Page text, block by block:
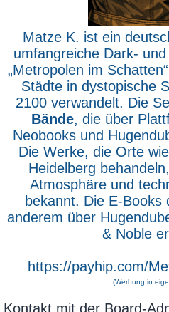
Matze K. ist ein
umfangreiche Dark-
„Metropolen im
Städte in dystopische
2100 verwandelt. Die
Bände, die über
Neobooks und
Die Werke, die Orte
Heidelberg
Atmosphäre und
bekannt. Die E-Books
anderem über
& Noble
https://payhip.com/
(Werbung in
Kontakt mit der Board-